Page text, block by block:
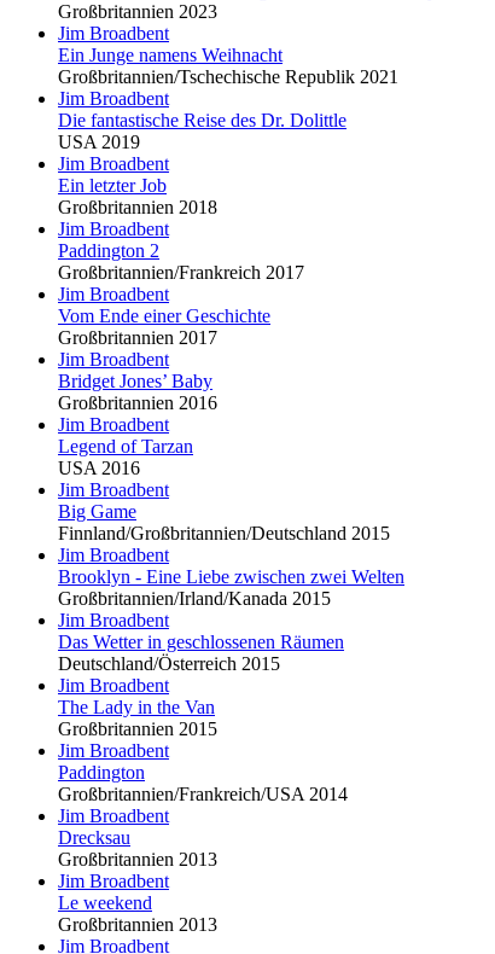
Großbritannien 2023
Jim Broadbent
Ein Junge namens Weihnacht
Großbritannien/Tschechische Republik 2021
Jim Broadbent
Die fantastische Reise des Dr. Dolittle
USA 2019
Jim Broadbent
Ein letzter Job
Großbritannien 2018
Jim Broadbent
Paddington 2
Großbritannien/Frankreich 2017
Jim Broadbent
Vom Ende einer Geschichte
Großbritannien 2017
Jim Broadbent
Bridget Jones’ Baby
Großbritannien 2016
Jim Broadbent
Legend of Tarzan
USA 2016
Jim Broadbent
Big Game
Finnland/Großbritannien/Deutschland 2015
Jim Broadbent
Brooklyn - Eine Liebe zwischen zwei Welten
Großbritannien/Irland/Kanada 2015
Jim Broadbent
Das Wetter in geschlossenen Räumen
Deutschland/Österreich 2015
Jim Broadbent
The Lady in the Van
Großbritannien 2015
Jim Broadbent
Paddington
Großbritannien/Frankreich/USA 2014
Jim Broadbent
Drecksau
Großbritannien 2013
Jim Broadbent
Le weekend
Großbritannien 2013
Jim Broadbent